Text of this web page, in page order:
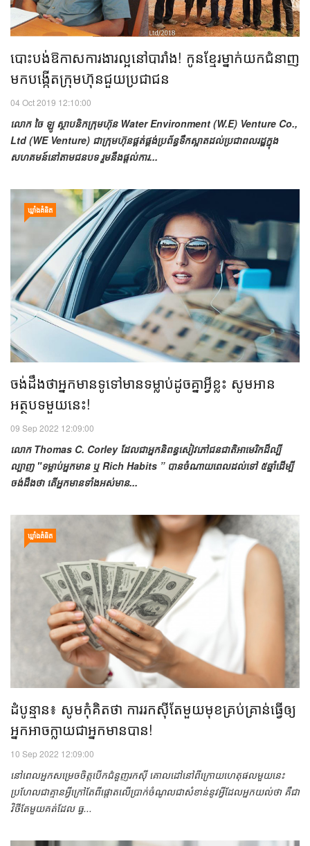
បោះបង់​ឱកាស​ការងារល្អ​នៅ​បារាំង! កូន​ខ្មែរ​ម្នាក់​យក​ជំនាញ​
មក​បង្កើត​ក្រុមហ៊ុន​ជួយ​ប្រជាជន
04 Oct 2019 12:10:00
លោក ចៃ ឡូ ស្ថាបនិក​ក្រុមហ៊ុន​ Water Environment (W.E) Venture Co.,
Ltd (WE Venture) ជា​ក្រុមហ៊ុន​ផ្គត់ផ្គង់​ប្រព័ន្ធ​ទឹក​ស្អាត​ដល់​ប្រជាពលរដ្ឋ​ក្នុង​
សហគមន៍​នៅ​តាម​ជនបទ រួម​នឹង​ផ្ដល់​ការ...
ឃ្លាំង​គំនិត
ចង់​ដឹង​ថា​អ្នក​មាន​ទូទៅ​​​មាន​​ទម្លាប់​ដូចគ្នា​​អ្វី​ខ្លះ សូម​អាន
អត្ថបទ​មួយ​​នេះ!
09 Sep 2022 12:09:00
លោក Thomas C. Corley ដែល​ជា​អ្នកនិពន្ធ​សៀវភៅ​ជនជាតិ​អាមេរិក​​ដ៏​ល្បី
ល្បាញ "ទម្លាប់​អ្នកមាន ឬ​ Rich Habits ” បាន​​ចំណាយ​ពេល​ដល់​ទៅ ៥ឆ្នាំ​ដើម្បី​
ចង់​ដឹង​ថា តើ​អ្នក​មាន​​ទាំងអស់​មាន...
ឃ្លាំង​គំនិត
ដំបូន្មាន៖ សូម​កុំ​គិត​ថា ​ការ​រកស៊ីតែមួយ​មុខគ្រប់គ្រាន់​ធ្វើឲ្យ
អ្នក​អាចក្លាយជាអ្នកមានបាន​​​!
10 Sep 2022 12:09:00
នៅ​ពេល​អ្នក​សម្រេចចិត្ត​បើក​ជំនួញ​រកស៊ី គោលដៅ​នៅ​ពីក្រោយ​ហេតុផល​​​មួយ​​នេះ​​
ប្រហែល​ជា​​គ្មាន​អ្វី​ក្រៅតែ​ពី​ផ្តោត​លើ​ប្រាក់​ចំណូល​ជា​សំខាន់​នូវ​អ្វី​ដែល​អ្នក​យល់​ថា គឺ​ជា​
វិថី​តែមួយ​គត់​ដែល ធ្វ...